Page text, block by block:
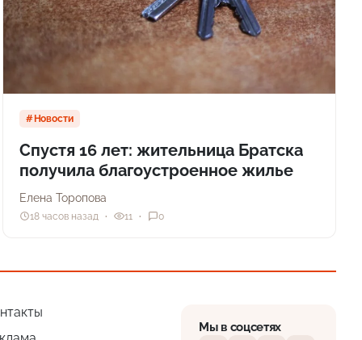
Новости
Спустя 16 лет: жительница Братска
получила благоустроенное жилье
Елена Торопова
18 часов назад 11 0
Мы в соцсетях